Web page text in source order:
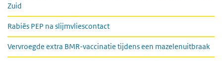
Zuid
Rabiës PEP na slijmvliescontact
Vervroegde extra BMR-vaccinatie tijdens een mazelenuitbraak